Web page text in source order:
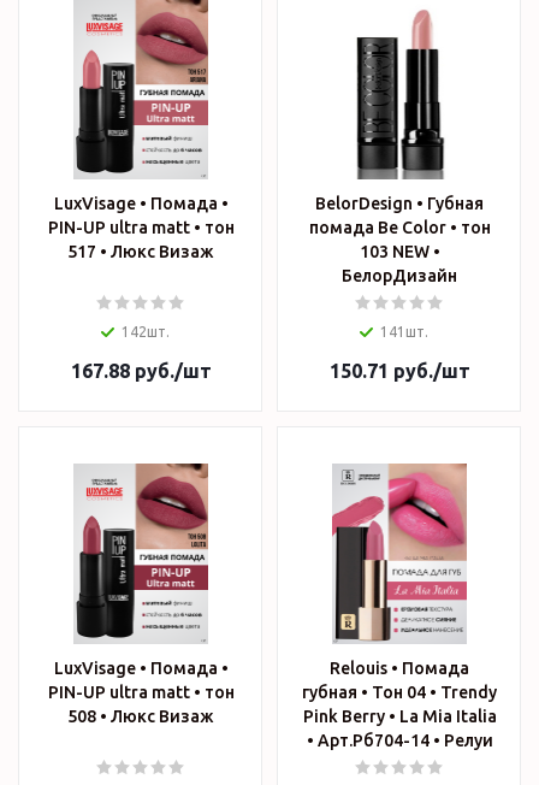
LuxVisage • Помада •
PIN-UP ultra matt • тон
517 • Люкс Визаж
142шт.
167.88руб./шт
BelorDesign • Губная
помада Be Color • тон
103 NEW •
БелорДизайн
141шт.
150.71 руб./шт
LuxVisage • Помада •
PIN-UP ultra matt • тон
508 • Люкс Визаж
Relouis • Помада
губная • Тон 04 • Trendy
Pink Berry • La Mia Italia
• Арт.Рб704-14 • Релуи